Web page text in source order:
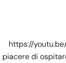
https://
piacere di